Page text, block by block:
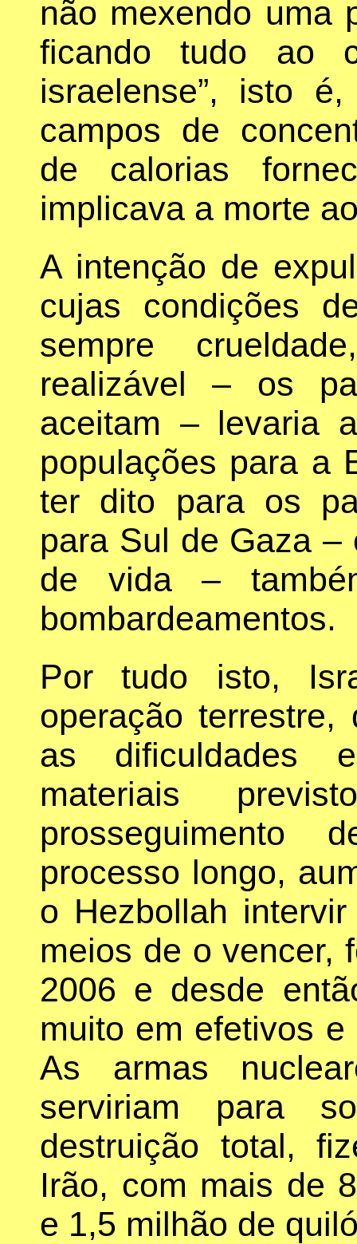
não mexendo uma
ficando tudo ao
israelense”, isto
campos de
de calorias
implicava a morte
A intenção de
cujas condições
sempre
realizável – os
aceitam – levaria
populações para a
ter dito para os
para Sul de Gaza –
de vida –
bombardeamentos.
Por tudo isto,
operação
as dificuldades
materiais
prosseguimento
processo longo,
o Hezbollah
meios de o vencer,
2006 e desde
muito em efetivos
As armas
serviriam para
destruição total,
Irão, com mais de
e 1,5 milhão de